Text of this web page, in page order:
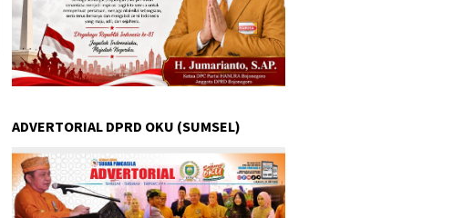
ADVERTORIAL DPRD OKU (SUMSEL)